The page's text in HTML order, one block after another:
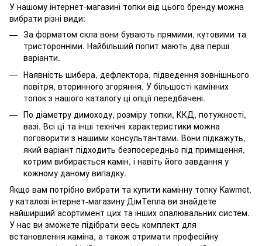
У нашому інтернет-магазині топки від цього бренду можна
вибрати різні види:
За форматом скла вони бувають прямими, кутовими та
тристоронніми. Найбільший попит мають два перші
варіанти.
Наявність шибера, дефлектора, підведення зовнішнього
повітря, вторинного згоряння. У більшості камінних
топок з нашого каталогу ці опції передбачені.
По діаметру димоходу, розміру топки, ККД, потужності,
вазі. Всі ці та інші технічні характеристики можна
поговорити з нашими консультантами. Вони підкажуть,
який варіант підходить безпосередньо під приміщення,
котрим вибирається камін, і навіть його завдання у
кожному даному випадку.
Якщо вам потрібно вибрати та купити камінну топку Kawmet,
у каталозі інтернет-магазину ДімТепла ви знайдете
найширший асортимент цих та інших опалювальних систем.
У нас ви зможете підібрати весь комплект для
встановлення каміна, а також отримати професійну